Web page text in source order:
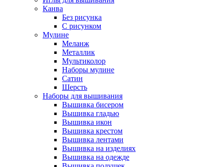
Канва
Без рисунка
С рисунком
Мулине
Меланж
Металлик
Мультиколор
Наборы мулине
Сатин
Шерсть
Наборы для вышивания
Вышивка бисером
Вышивка гладью
Вышивка икон
Вышивка крестом
Вышивка лентами
Вышивка на изделиях
Вышивка на одежде